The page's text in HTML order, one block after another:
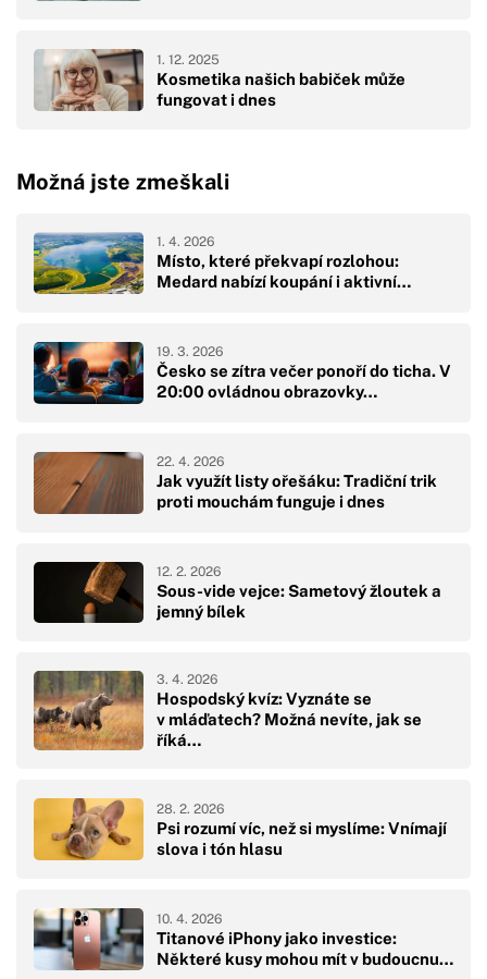
Kosmetika našich babiček může
fungovat i dnes
1. 12. 2025
Možná jste zmeškali
Místo, které překvapí rozlohou:
Medard nabízí koupání i aktivní…
1. 4. 2026
Česko se zítra večer ponoří do ticha. V
20:00 ovládnou obrazovky…
19. 3. 2026
Jak využít listy ořešáku: Tradiční trik
proti mouchám funguje i dnes
22. 4. 2026
Sous-vide vejce: Sametový žloutek a
jemný bílek
12. 2. 2026
Hospodský kvíz: Vyznáte se
v mláďatech? Možná nevíte, jak se
říká…
3. 4. 2026
Psi rozumí víc, než si myslíme: Vnímají
slova i tón hlasu
28. 2. 2026
Titanové iPhony jako investice:
Některé kusy mohou mít v budoucnu…
10. 4. 2026